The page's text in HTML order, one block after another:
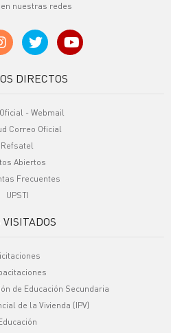
nuestras redes
DIRECTOS
- Webmail
Correo Oficial
Refsatel
Abiertos
Frecuentes
UPSTI
VISITADOS
de Educación Secundaria
de la Vivienda (IPV)